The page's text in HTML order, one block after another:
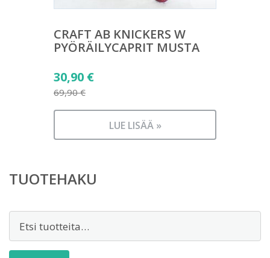
CRAFT AB KNICKERS W
PYÖRÄILYCAPRIT MUSTA
69,90€
Alkuperäinen
hinta
oli:
30,90 €
Nykyinen
on:
LUE LISÄÄ »
TUOTEHAKU